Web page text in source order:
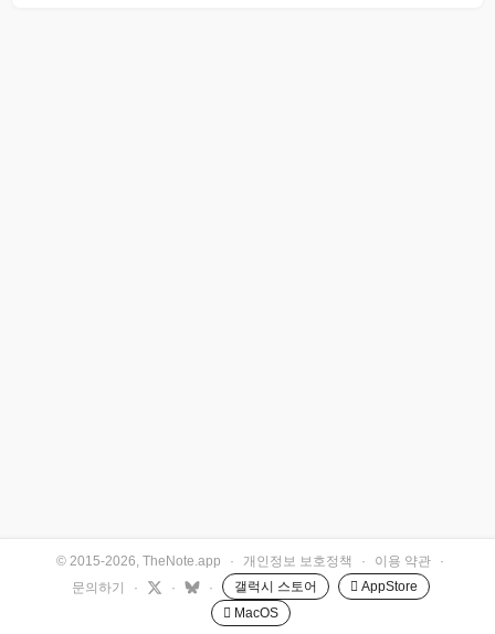
© 2015-2026, TheNote.app · 개인정보 보호정책 · 이용 약관
·
문의하기
· · · 갤럭시 스토어
 AppStore
 MacOS